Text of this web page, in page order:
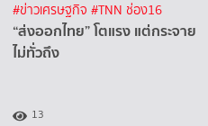
#ข่าวเศรษฐกิจ #TNN ช่อง16
“ส่งออกไทย” โตแรง แต่กระจาย
ไม่ทั่วถึง
13